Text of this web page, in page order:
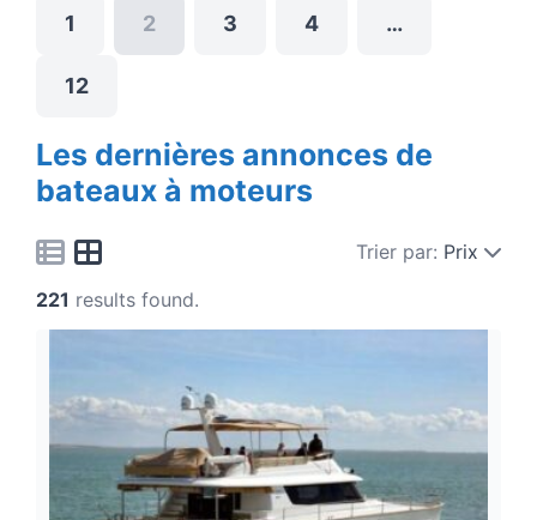
1 2 3 4 …
12
Les dernières annonces de
bateaux à moteurs
Trier par: Prix
221 results found.